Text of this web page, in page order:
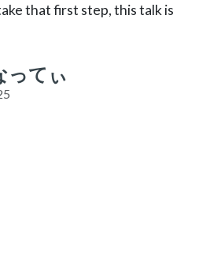
that first step, this talk is
ってぃ